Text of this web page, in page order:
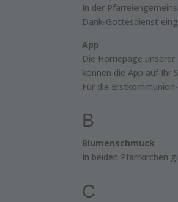
In der
Dank-Gottesdienst
App
Die Homepage
können die App auf Ihr
Für die
B
Blumenschmuck
In beiden Pfarrkirchen
C